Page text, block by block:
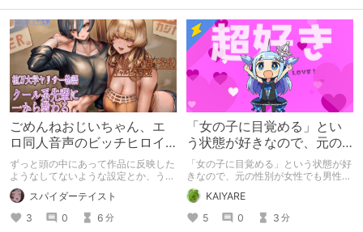
ごめんねおじいちゃん、エ
ロ同人音声のビッチヒロイ
ンに名前使って～過去作品
コンセプトを思い出そう～
ずっと頭の中にあって作品に反映した
ようなしてないような設定とか、うち
のヒロイン達の名づけの法則とかを頭
の中の映●研の金●さんに「そこにあ
っちゃいけねえんだよ」といわれたの
でとりあえず垂れ流します。
スパイダーテイスト
3
0 6 分
「女の子に目覚める」とい
う状態が好きなので、元の
性別が女性でも男性でも問
題ない話
「女の子に目覚める」という状態が好
きなので、元の性別が女性でも男性で
も問題ない話
KAIYARE
5
0 3 分